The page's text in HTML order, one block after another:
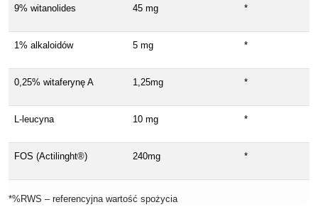
9% witanolides 45 mg *
1% alkaloidów 5 mg *
0,25% witaferynę A 1,25mg *
L-leucyna 10 mg *
FOS (Actilinght®) 240mg *
*%RWS – referencyjna wartość spożycia